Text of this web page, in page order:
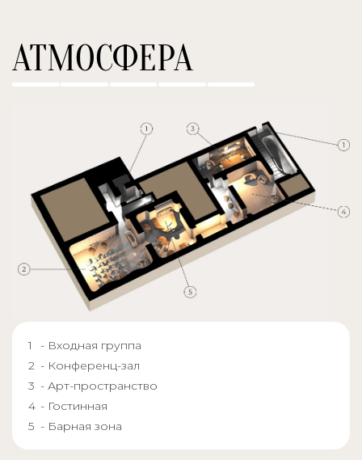
АТМОСФЕРА
- Входная группа
- Конференц-зал
- Арт-пространство
- Гостинная
- Барная зона